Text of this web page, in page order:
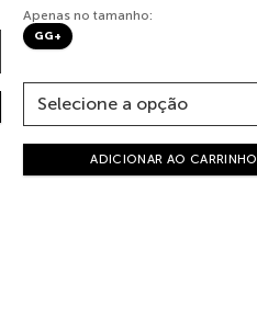
Apenas no tamanho:
GG+
ADICIONAR AO CARRINHO